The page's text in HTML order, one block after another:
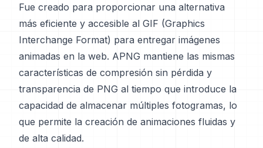
Fue creado para proporcionar una alternativa
más eficiente y accesible al GIF (Graphics
Interchange Format) para entregar imágenes
animadas en la web. APNG mantiene las mismas
características de compresión sin pérdida y
transparencia de PNG al tiempo que introduce la
capacidad de almacenar múltiples fotogramas, lo
que permite la creación de animaciones fluidas y
de alta calidad.